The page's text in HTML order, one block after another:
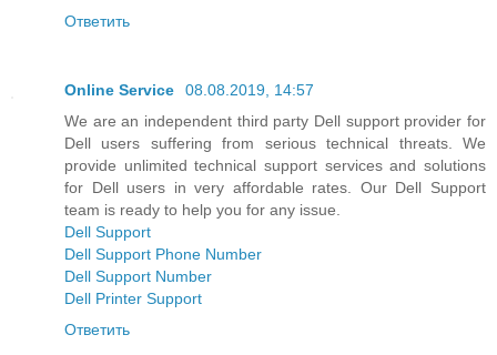
Ответить
Online Service
08.08.2019, 14:57
We are an independent third party Dell support provider for
Dell users suffering from serious technical threats. We
provide unlimited technical support services and solutions
for Dell users in very affordable rates. Our Dell Support
team is ready to help you for any issue.
Dell Support
Dell Support Phone Number
Dell Support Number
Dell Printer Support
Ответить